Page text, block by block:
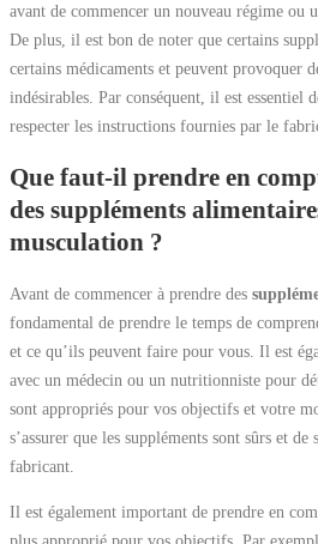
avant de commencer un nouveau régime ou
De plus, il est bon de noter que certains
certains médicaments et peuvent provoquer
indésirables. Par conséquent, il est essentiel
respecter les instructions fournies par le
Que faut-il prendre en
des suppléments
musculation ?
Avant de commencer à prendre des
fondamental de prendre le temps de
et ce qu’ils peuvent faire pour vous. Il est
avec un médecin ou un nutritionniste pour
sont appropriés pour vos objectifs et votre
s’assurer que les suppléments sont sûrs et
fabricant.
Il est également important de prendre en